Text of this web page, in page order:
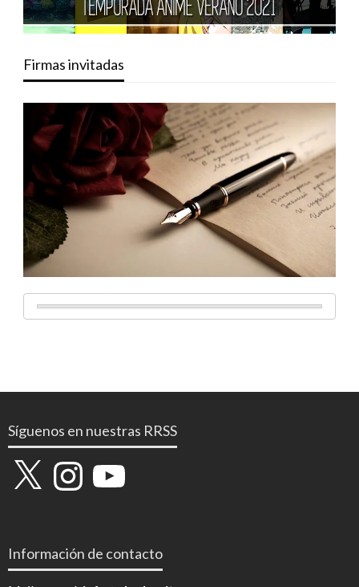
Firmas invitadas
Síguenos en nuestras RRSS
X InstagramYouTube
Información de contacto